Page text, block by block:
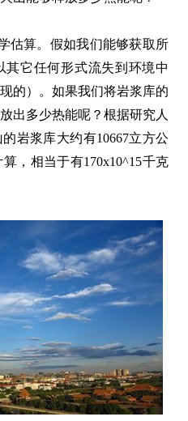
算。假如我们能够获取所
它任何形式流失到环境中
的）。如果我们将岩浆库的
出多少热能呢？根据研究人
岩浆库大约有10667立方公
，相当于有170x10^15千克